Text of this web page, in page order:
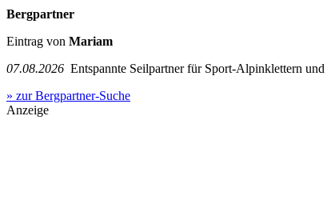
Bergpartner
Eintrag von Mariam
07.08.2026 Entspannte Seilpartner für Sport-Alpinklettern
» zur Bergpartner-Suche
Anzeige